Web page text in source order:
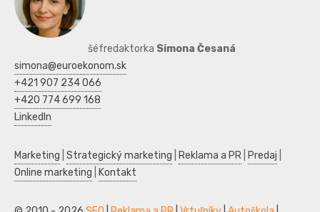
šéfredaktorka Simona Česaná
simona@euroekonom.sk
+421 907 234 066
+420 774 699 168
LinkedIn
Marketing Strategický marketing Reklama a PR Predaj
Online marketing
Kontakt